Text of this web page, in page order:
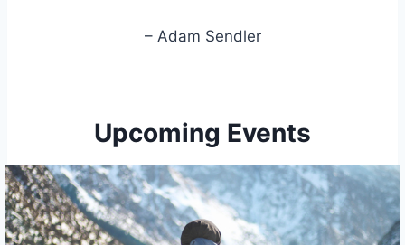
– Adam Sendler
Upcoming Events